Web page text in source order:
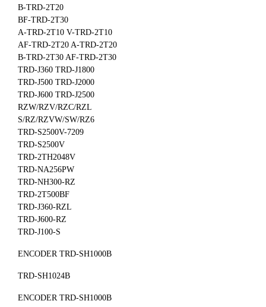
B-TRD-2T20
BF-TRD-2T30
A-TRD-2T10 V-TRD-2T10
AF-TRD-2T20 A-TRD-2T20
B-TRD-2T30 AF-TRD-2T30
TRD-J360 TRD-J1800
TRD-J500 TRD-J2000
TRD-J600 TRD-J2500
RZW/RZV/RZC/RZL
S/RZ/RZVW/SW/RZ6
TRD-S2500V-7209
TRD-S2500V
TRD-2TH2048V
TRD-NA256PW
TRD-NH300-RZ
TRD-2T500BF
TRD-J360-RZL
TRD-J600-RZ
TRD-J100-S
ENCODER TRD-SH1000B
TRD-SH1024B
ENCODER TRD-SH1000B